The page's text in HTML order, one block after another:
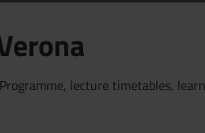
lecture timetables,